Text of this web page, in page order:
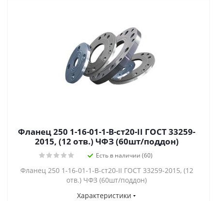
Фланец 250 1-16-01-1-В-ст20-II ГОСТ 33259-
2015, (12 отв.) ЧФЗ (60шт/поддон)
Есть в наличии (60)
Фланец 250 1-16-01-1-В-ст20-II ГОСТ 33259-2015, (12
отв.) ЧФЗ (60шт/поддон)
Характеристики